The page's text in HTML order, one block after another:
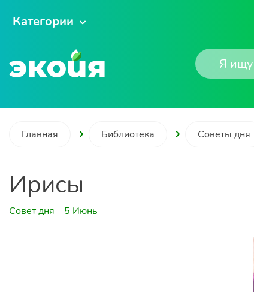
Категории
Главная Библиотека Советы дня
Ирисы
Совет дня 5 Июнь